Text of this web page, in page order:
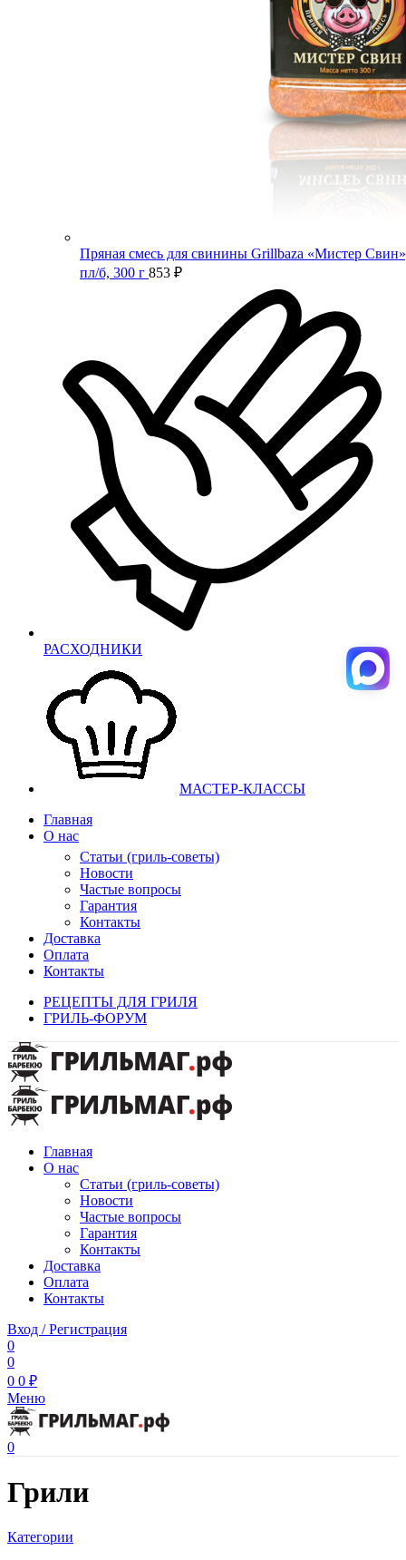
Пряная смесь для свинины Grillbaza «Мистер
пл/б, 300 г 853 ₽
РАСХОДНИКИ
МАСТЕР-КЛАССЫ
Главная
О нас
Статьи (гриль-советы)
Новости
Частые вопросы
Гарантия
Контакты
Доставка
Оплата
Контакты
РЕЦЕПТЫ ДЛЯ ГРИЛЯ
ГРИЛЬ-ФОРУМ
Главная
О нас
Статьи (гриль-советы)
Новости
Частые вопросы
Гарантия
Контакты
Доставка
Оплата
Контакты
Вход / Регистрация
0
0
0 0 ₽
Меню
0
Грили
Категории